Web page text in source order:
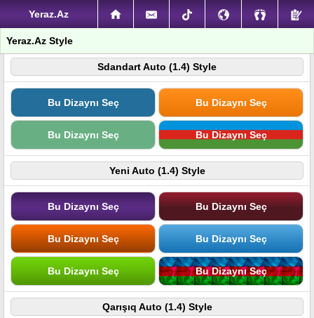
Yeraz.Az
Yeraz.Az Style
Sdandart Auto (1.4) Style
Bu Dizaynı Seç Bu Dizaynı Seç
Bu Dizaynı Seç Bu Dizaynı Seç
Yeni Auto (1.4) Style
Bu Dizaynı Seç Bu Dizaynı Seç
Bu Dizaynı Seç Bu Dizaynı Seç
Bu Dizaynı Seç Bu Dizaynı Seç
Qarışıq Auto (1.4) Style